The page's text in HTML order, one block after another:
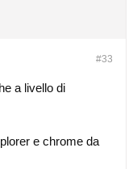
#33
a livello di
e chrome da